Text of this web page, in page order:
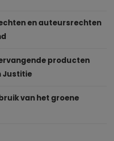
en auteursrechten
producten
Justitie
van het groene